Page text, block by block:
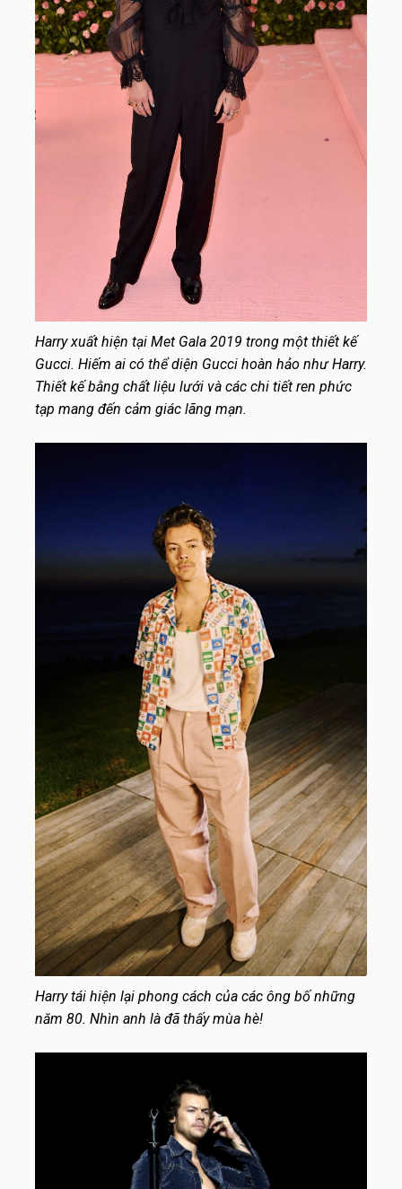
Harry xuất hiện tại Met Gala 2019 trong một thiết kế
Gucci. Hiếm ai có thể diện Gucci hoàn hảo như Harry.
Thiết kế bằng chất liệu lưới và các chi tiết ren phức
tạp mang đến cảm giác lãng mạn.
Harry tái hiện lại phong cách của các ông bố những
năm 80. Nhìn anh là đã thấy mùa hè!